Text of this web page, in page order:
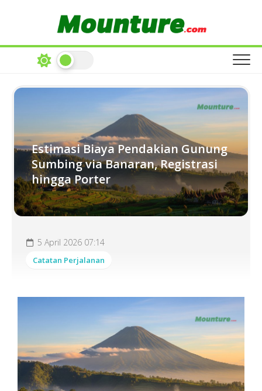
Estimasi Biaya Pendakian Gunung
Sumbing via Banaran, Registrasi
hingga Porter
5 April 2026 07:14
Catatan Perjalanan